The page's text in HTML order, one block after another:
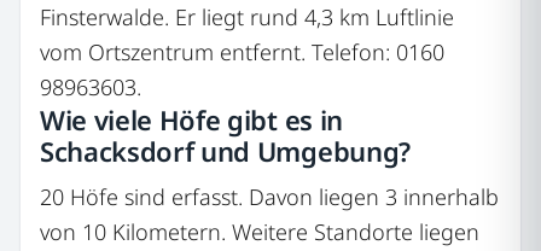
Finsterwalde. Er liegt rund 4,3 km Luftlinie
vom Ortszentrum entfernt. Telefon: 0160
98963603.
Wie viele Höfe gibt es in
Schacksdorf und Umgebung?
20 Höfe sind erfasst. Davon liegen 3 innerhalb
von 10 Kilometern. Weitere Standorte liegen